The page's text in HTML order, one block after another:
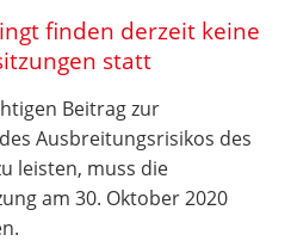
finden derzeit keine
statt
Beitrag zur
Ausbreitungsrisikos des
leisten, muss die
am 30. Oktober 2020